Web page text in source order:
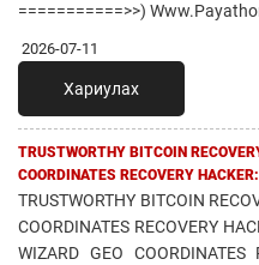
===========>>)
2026-07-11
Хариулах
TRUSTWORTHY BITCOIN
COORDINATES RECOVERY HACKER:
TRUSTWORTHY BITCOIN
COORDINATES RECOVERY
WIZARD GEO COORDINATES